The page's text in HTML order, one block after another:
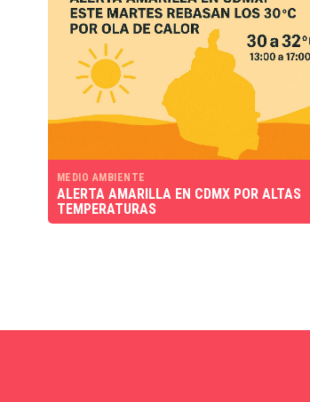
MEDIO AMBIENTE
ALERTA AMARILLA EN CDMX POR ALTAS
TEMPERATURAS